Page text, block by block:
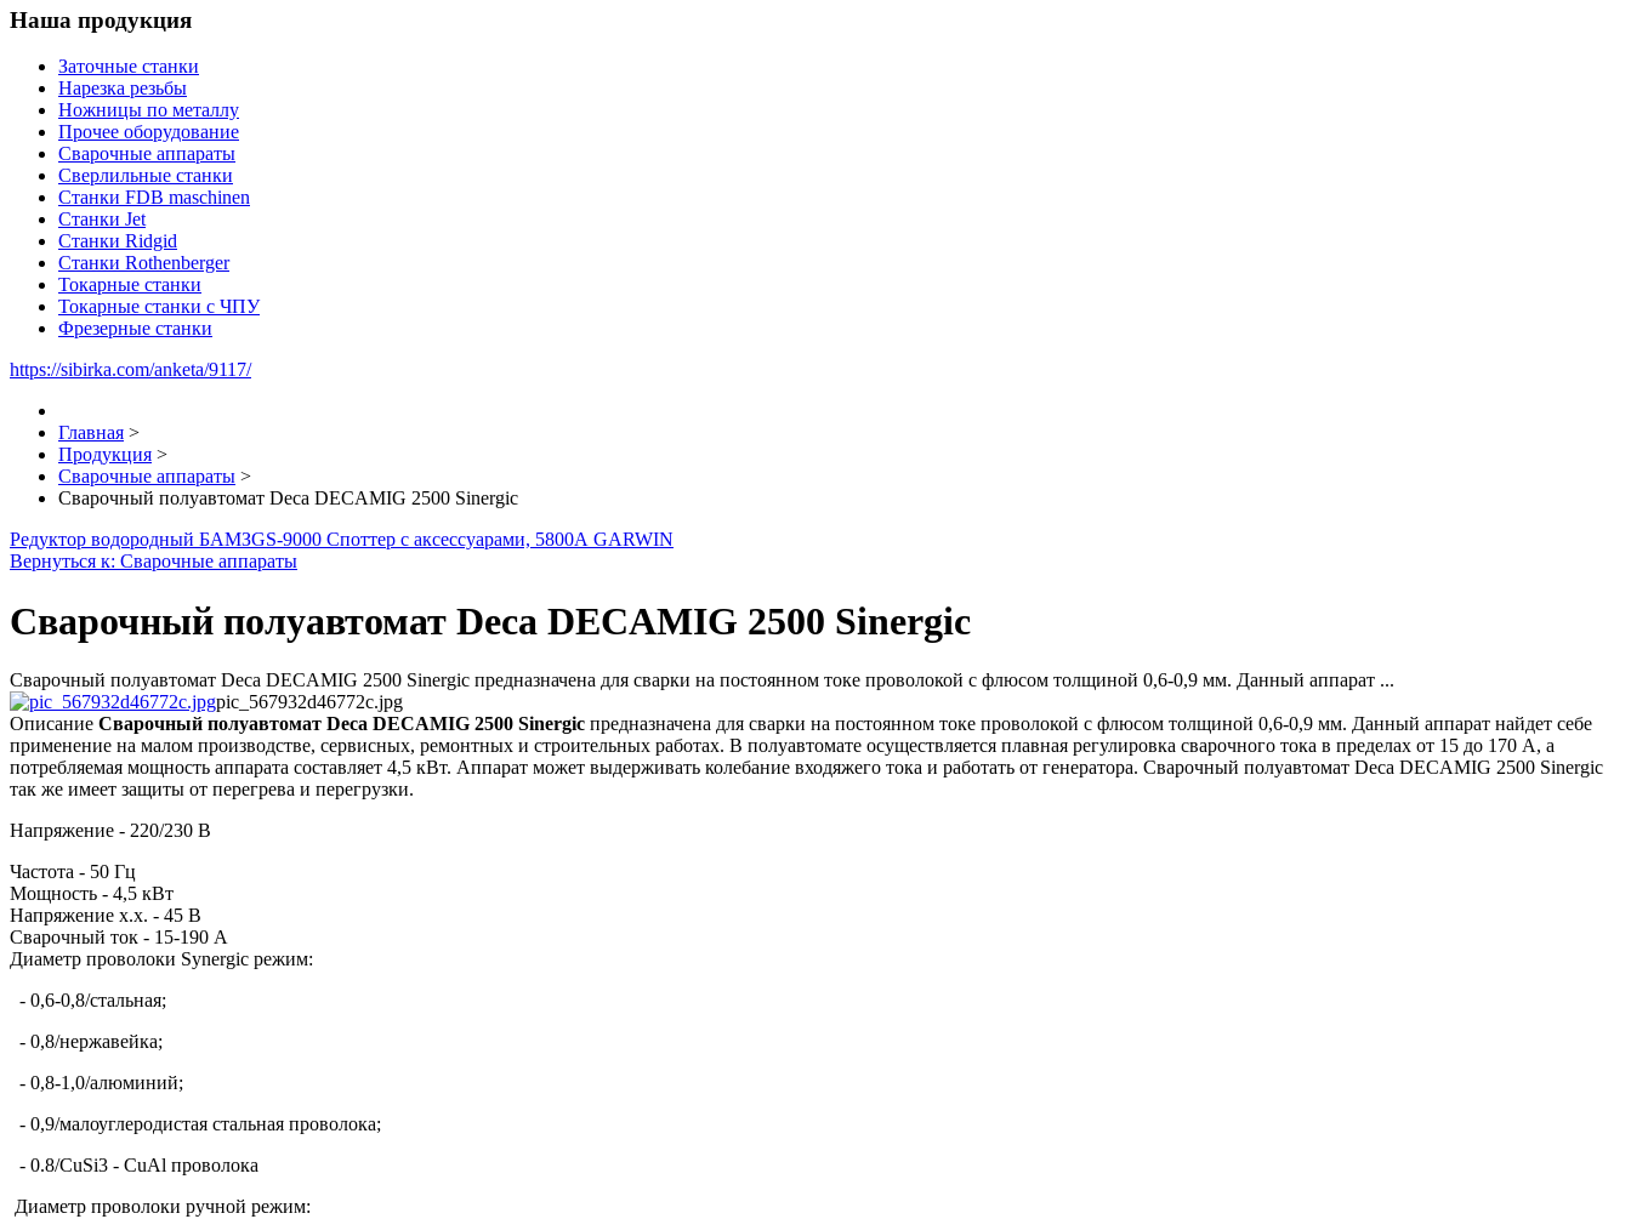
Наша продукция
Заточные станки
Нарезка резьбы
Ножницы по металлу
Прочее оборудование
Сварочные аппараты
Сверлильные станки
Станки FDB maschinen
Станки Jet
Станки Ridgid
Станки Rothenberger
Токарные станки
Токарные станки с ЧПУ
Фрезерные станки
https://sibirka.com/anketa/9117/
Главная >
Продукция >
Сварочные аппараты >
Сварочный полуавтомат Deca DECAMIG 2500 Sinergic
Редуктор водородный БАМЗGS-9000 Споттер с аксессуарами, 5800А GARWIN
Вернуться к: Сварочные аппараты
Сварочный полуавтомат Deca DECAMIG 2500 Sinergic
Сварочный полуавтомат Deca DECAMIG 2500 Sinergic предназначена для сварки на постоянном токе проволокой с флюсом толщиной 0,6-0,9 мм. Данный аппарат ...
pic_567932d46772c.jpg
Описание Сварочный полуавтомат Deca DECAMIG 2500 Sinergic предназначена для сварки на постоянном токе проволокой с флюсом толщиной 0,6-0,9 мм. Данный аппарат найдет себе
применение на малом производстве, сервисных, ремонтных и строительных работах. В полуавтомате осуществляется плавная регулировка сварочного тока в пределах от 15 до 170 А, а
потребляемая мощность аппарата составляет 4,5 кВт. Аппарат может выдерживать колебание входяжего тока и работать от генератора. Сварочный полуавтомат Deca DECAMIG 2500 Sinergic
так же имеет защиты от перегрева и перегрузки.
Напряжение - 220/230 В
Частота - 50 Гц
Мощность - 4,5 кВт
Напряжение х.х. - 45 В
Сварочный ток - 15-190 А
Диаметр проволоки Synergic режим:
- 0,6-0,8/стальная;
- 0,8/нержавейка;
- 0,8-1,0/алюминий;
- 0,9/малоуглеродистая стальная проволока;
- 0.8/CuSi3 - CuAl проволока
Диаметр проволоки ручной режим: